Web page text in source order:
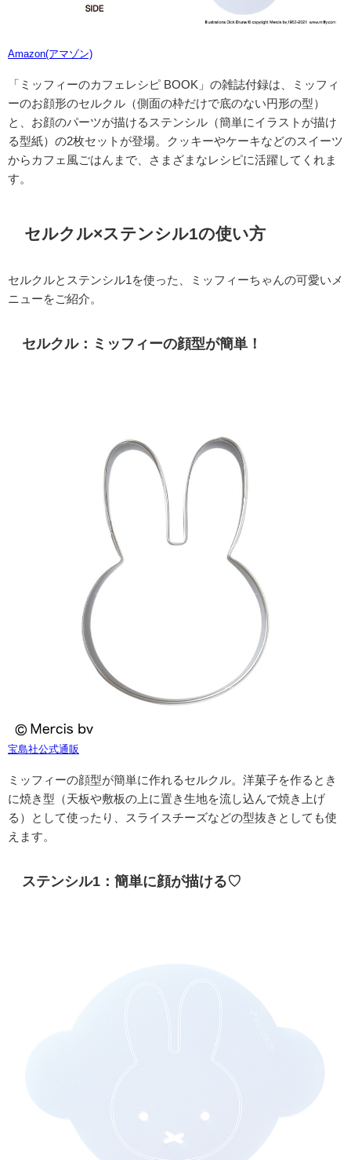
Amazon(アマゾン)
「ミッフィーのカフェレシピ BOOK」の雑誌付録は、
ミッフィ
ーのお顔形のセルクル（側面の枠だけで底のない円形の型）
と、お顔のパーツが描けるステンシル（簡単にイラストが描け
る型紙）の2枚セットが登場。クッキーやケーキなどのスイーツ
からカフェ風ごはんまで、さまざまなレシピに活躍してくれま
す。
セルクル×ステンシル1の使い方
セルクルとステンシル1を使った、ミッフィーちゃんの可愛いメ
ニューをご紹介。
セルクル：ミッフィーの顔型が簡単！
宝島社公式通販
ミッフィーの顔型が簡単に作れるセルクル。洋菓子を作るとき
に焼き型（ 天板や敷板の上に置き生地を流し込んで焼き上げ
る）として使ったり、スライスチーズなどの型抜きとしても使
えます。
ステンシル1：簡単に顔が描ける♡